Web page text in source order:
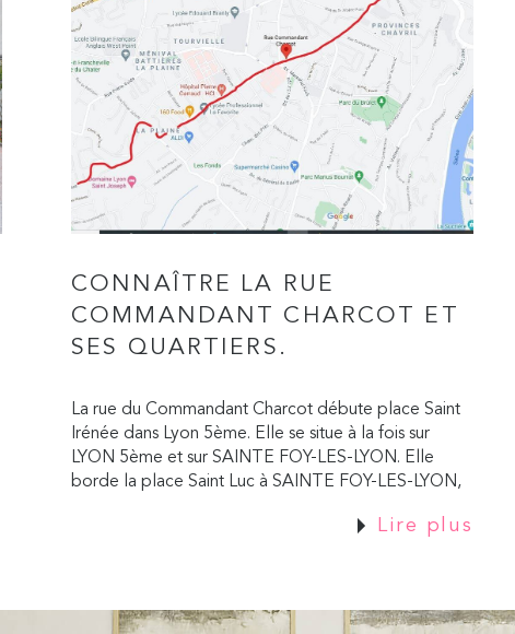
CONNAÎTRE LA RUE
COMMANDANT CHARCOT ET
SES QUARTIERS.
La rue du Commandant Charcot débute place Saint
Irénée dans Lyon 5ème. Elle se situe à la fois sur
LYON 5ème et sur SAINTE FOY-LES-LYON. Elle
borde la place Saint Luc à SAINTE FOY-LES-LYON,
commerces et des professions médicales etLire plus